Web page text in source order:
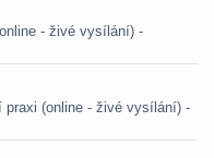
- živé vysílání) -
praxi (online - živé vysílání) -